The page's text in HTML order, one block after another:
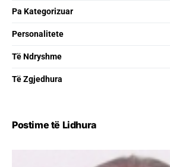
Pa Kategorizuar
Personalitete
Të Ndryshme
Të Zgjedhura
Postime të Lidhura